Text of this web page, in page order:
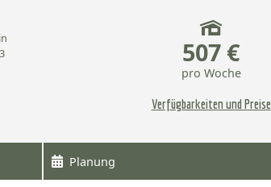
507 €
pro Woche
Verfügbarkeiten und Preise
Planung